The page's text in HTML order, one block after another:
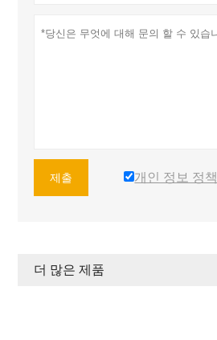
제출 개인 정보 정책
더 많은 제품